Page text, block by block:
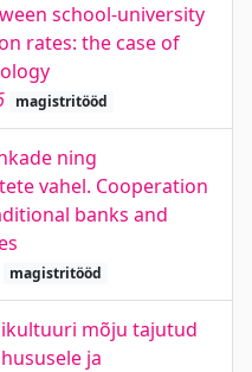
school-university
rates: the case of
magistritööd
ning
vahel. Cooperation
banks and
magistritööd
mõju tajutud
ja